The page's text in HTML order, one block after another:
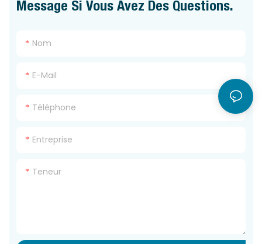
Message Si Vous Avez Des Questions.
Nom
E-Mail
Téléphone
Entreprise
Teneur